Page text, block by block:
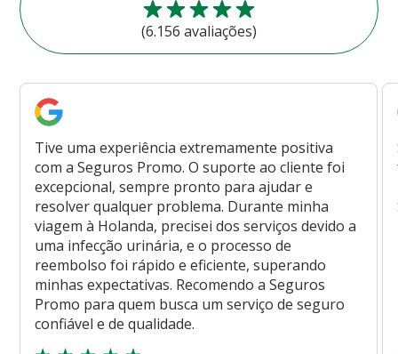
(6.156 avaliações)
Tive uma experiência extremamente positiva
com a Seguros Promo. O suporte ao cliente foi
excepcional, sempre pronto para ajudar e
resolver qualquer problema. Durante minha
viagem à Holanda, precisei dos serviços devido a
uma infecção urinária, e o processo de
reembolso foi rápido e eficiente, superando
minhas expectativas. Recomendo a Seguros
Promo para quem busca um serviço de seguro
confiável e de qualidade.